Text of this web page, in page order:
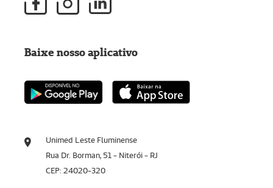
Unimed Leste Fluminense
Rua Dr. Borman, 51 - Niterói - RJ
CEP: 24020-320
Baixe nosso aplicativo